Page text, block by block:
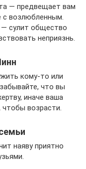
— предвещает вам
с возлюбленным.
сулит общество
неприязнь.
кому-то или
что вы
иначе ваша
чтобы возрасти.
наяву приятно